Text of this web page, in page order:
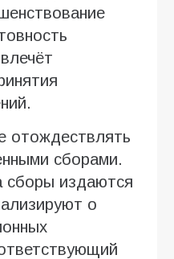
отождествлять
сборами.
сборы издаются
о